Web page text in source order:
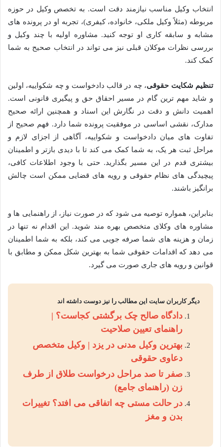
انتخاب وکیل مناسب نیازمند دقت است. به تخصص وکیل در حوزه
مربوطه (مثلاً وکیل ملکی، خانواده، کیفری)، تجربه او در پرونده های
مشابه و سابقه کاری او توجه کنید. مشاوره اولیه با چند وکیل و
بررسی نظرات موکلان قبلی نیز می تواند در انتخاب صحیح به شما
کمک کند.
تنظیم شکایت حقوقی، چه در قالب دادخواست و چه شکواییه، اولین
و شاید مهم ترین گام در مسیر احقاق حق و پیگیری قانونی است.
اهمیت دانش و دقت در نگارش این اسناد و همچنین ارائه صحیح
مدارک، نقشی اساسی در موفقیت پرونده شما دارد. فهم صحیح از
تفاوت های میان دادخواست و شکواییه، آگاهی از اجزای لازم و
مراحل ثبت هر یک، به شما کمک می کند تا با دیدی بازتر و اطمینان
بیشتری قدم در این مسیر بگذارید. حتی با وجود اطلاعات کافی،
پیچیدگی های نظام حقوقی و رویه های قضایی ممکن است چالش
برانگیز باشند.
بنابراین، همواره توصیه می شود که در صورت نیاز، از راهنمایی ها و
مشاوره های وکلای متخصص بهره مند شوید. این اقدام نه تنها در
زمان و هزینه های شما صرفه جویی می کند، بلکه به شما اطمینان
می دهد که اقدامات حقوقی شما به بهترین شکل ممکن و مطابق با
قوانین و رویه های جاری صورت می گیرد.
دیگر کاربران سایت این مطالب را نیز دوست داشته اند
دادگاه صالح چک برگشتی کجاست؟ |
راهنمای تعیین صلاحیت
بهترین وکیل مدنی در یزد | وکیل متخصص
دعاوی حقوقی
صفر تا صد مراحل درخواست طلاق از طرف
زن (راهنمای جامع)
در حالت مستی چه اتفاقی می افتد؟ تغییرات
بدن و مغز